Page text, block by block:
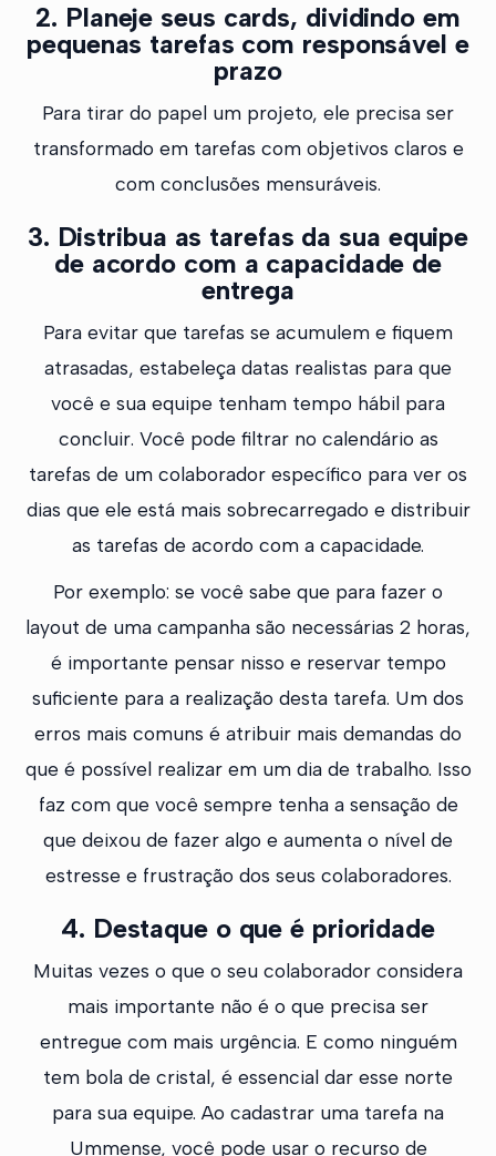
2. Planeje seus cards, dividindo em
pequenas tarefas com responsável e
prazo
Para tirar do papel um projeto, ele precisa ser
transformado em tarefas com objetivos claros e
com conclusões mensuráveis.
3. Distribua as tarefas da sua equipe
de acordo com a capacidade de
entrega
Para evitar que tarefas se acumulem e fiquem
atrasadas, estabeleça datas realistas para que
você e sua equipe tenham tempo hábil para
concluir. Você pode filtrar no calendário as
tarefas de um colaborador específico para ver os
dias que ele está mais sobrecarregado e distribuir
as tarefas de acordo com a capacidade.
Por exemplo: se você sabe que para fazer o
layout de uma campanha são necessárias 2 horas,
é importante pensar nisso e reservar tempo
suficiente para a realização desta tarefa. Um dos
erros mais comuns é atribuir mais demandas do
que é possível realizar em um dia de trabalho. Isso
faz com que você sempre tenha a sensação de
que deixou de fazer algo e aumenta o nível de
estresse e frustração dos seus colaboradores.
4. Destaque o que é prioridade
Muitas vezes o que o seu colaborador considera
mais importante não é o que precisa ser
entregue com mais urgência. E como ninguém
tem bola de cristal, é essencial dar esse norte
para sua equipe. Ao cadastrar uma tarefa na
Ummense, você pode usar o recurso de